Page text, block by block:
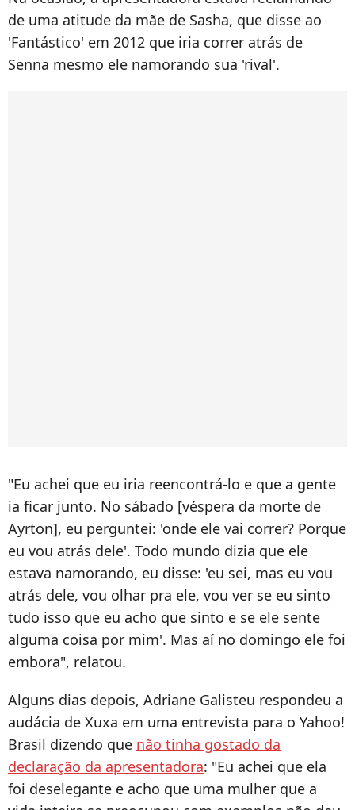
de uma atitude da mãe de Sasha, que disse ao
'Fantástico' em 2012 que iria correr atrás de
Senna mesmo ele namorando sua 'rival'.
"Eu achei que eu iria reencontrá-lo e que a gente
ia ficar junto. No sábado [véspera da morte de
Ayrton], eu perguntei: 'onde ele vai correr? Porque
eu vou atrás dele'. Todo mundo dizia que ele
estava namorando, eu disse: 'eu sei, mas eu vou
atrás dele, vou olhar pra ele, vou ver se eu sinto
tudo isso que eu acho que sinto e se ele sente
alguma coisa por mim'. Mas aí no domingo ele foi
embora", relatou.
Alguns dias depois, Adriane Galisteu respondeu a
audácia de Xuxa em uma entrevista para o Yahoo!
Brasil dizendo que não tinha gostado da
declaração da apresentadora: "Eu achei que ela
foi deselegante e acho que uma mulher que a